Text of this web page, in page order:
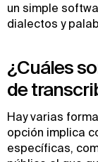
un simple
dialectos y
¿Cuáles
de
Hay varias
opción implica
específicas,